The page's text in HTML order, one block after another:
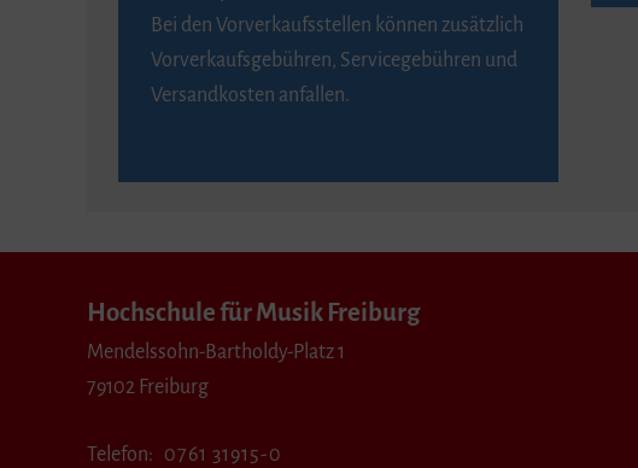
Bei den Vorverkaufsstellen können zusätzlich
Vorverkaufsgebühren, Servicegebühren und
Versandkosten anfallen.
Hochschule für Musik Freiburg
Mendelssohn-Bartholdy-Platz 1
79102 Freiburg
Telefon
0761 31915-0